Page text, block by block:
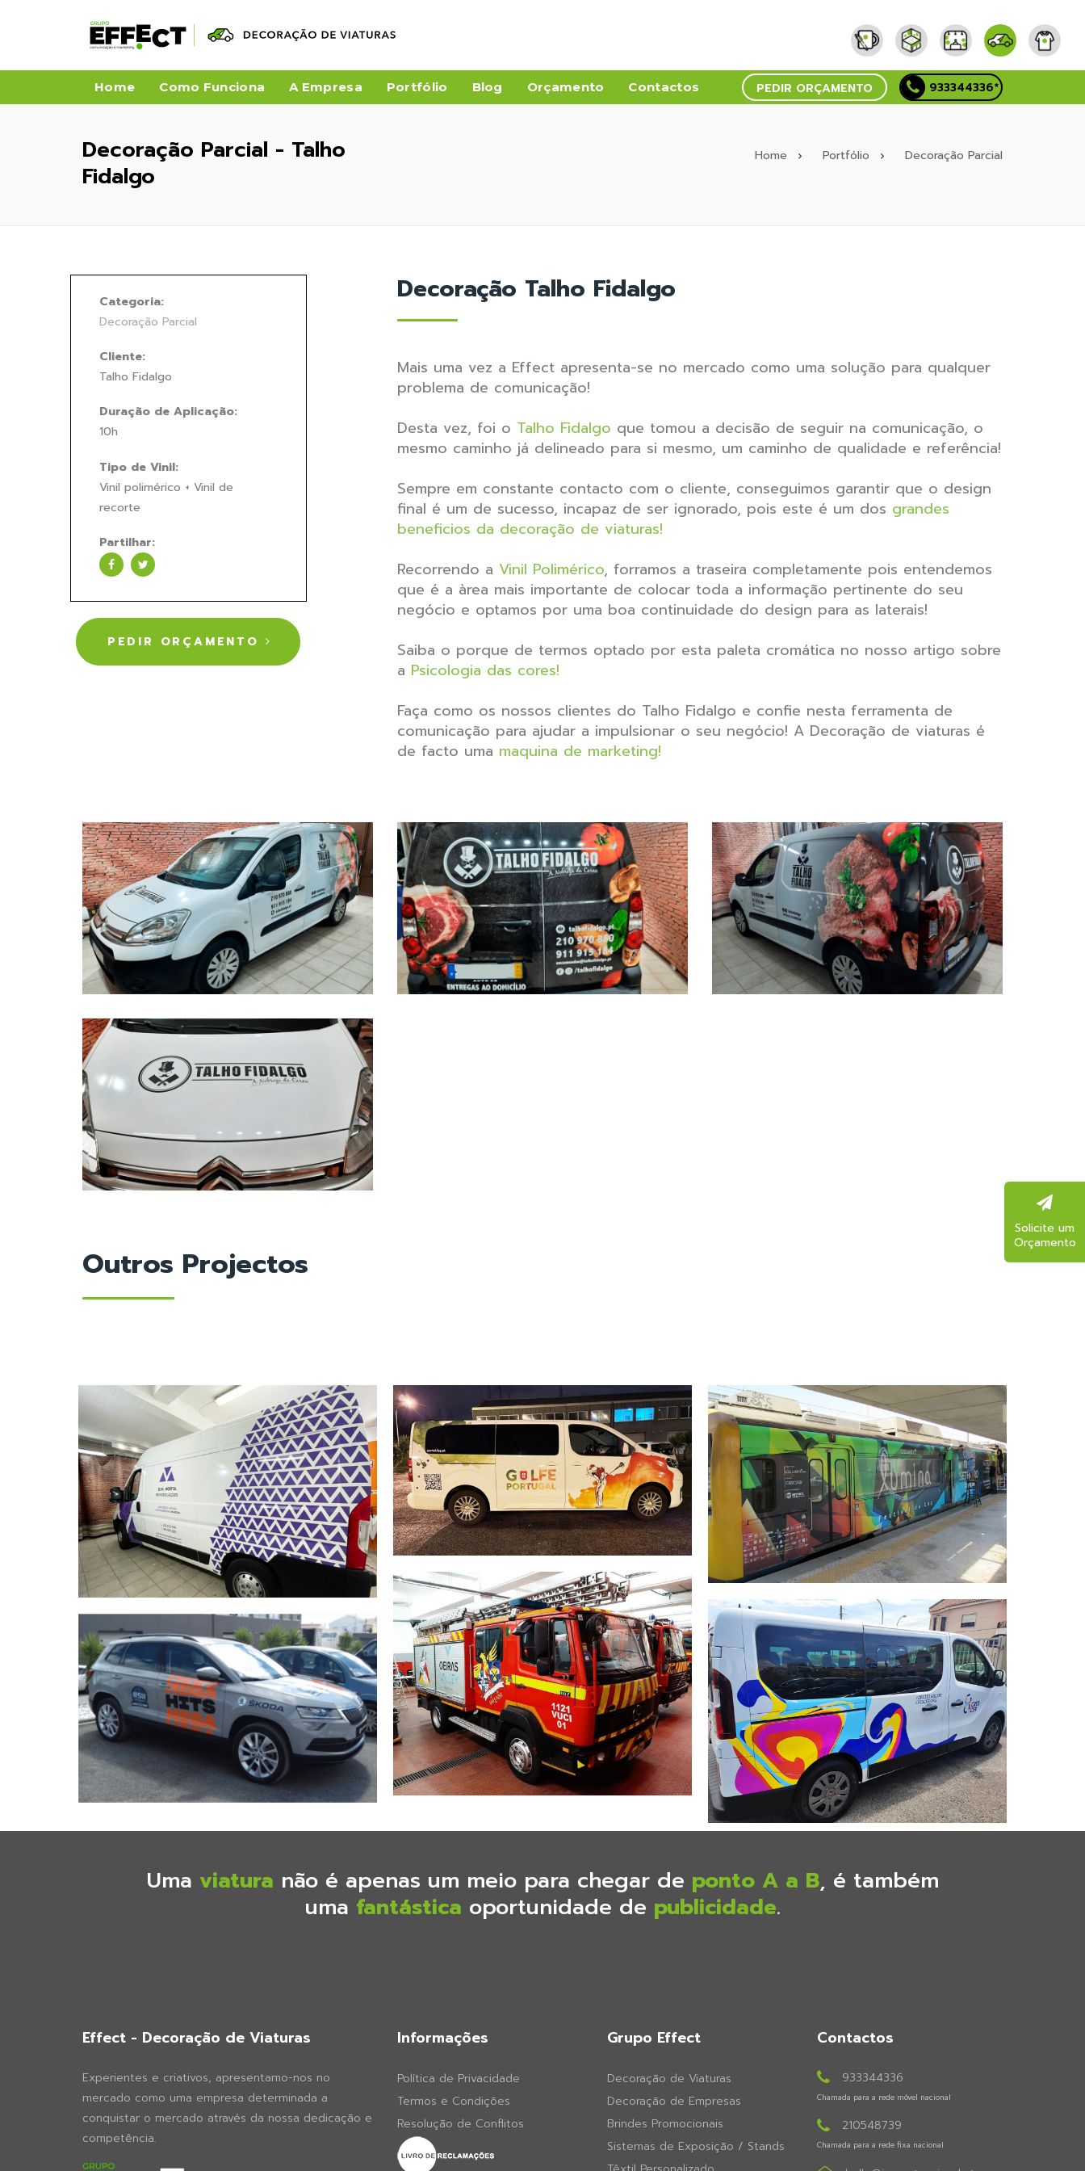
Home Como Funciona A Empresa Portfólio Blog Orçamento Contactos PEDIR ORÇAMENTO 933344336*
Decoração Parcial - Talho
Fidalgo
Home Portfólio Decoração Parcial
Categoria:
Decoração Parcial
Cliente:
Talho Fidalgo
Duração de Aplicação:
10h
Tipo de Vinil:
Vinil polimérico + Vinil de
recorte
Partilhar:
PEDIR ORÇAMENTO
Decoração Talho Fidalgo
Mais uma vez a Effect apresenta-se no mercado como uma solução para qualquer
problema de comunicação!
Desta vez, foi o Talho Fidalgo que tomou a decisão de seguir na comunicação, o
mesmo caminho já delineado para si mesmo, um caminho de qualidade e referência!
Sempre em constante contacto com o cliente, conseguimos garantir que o design
final é um de sucesso, incapaz de ser ignorado, pois este é um dos grandes
beneficios da decoração de viaturas!
Recorrendo a Vinil Polimérico, forramos a traseira completamente pois entendemos
que é a àrea mais importante de colocar toda a informação pertinente do seu
negócio e optamos por uma boa continuidade do design para as laterais!
Saiba o porque de termos optado por esta paleta cromática no nosso artigo sobre
a Psicologia das cores!
Faça como os nossos clientes do Talho Fidalgo e confie nesta ferramenta de
comunicação para ajudar a impulsionar o seu negócio! A Decoração de viaturas é
de facto uma maquina de marketing!
Outros Projectos
Uma viatura não é apenas um meio para chegar de ponto A a B, é também
uma fantástica oportunidade de publicidade.
Effect - Decoração de Viaturas
Experientes e criativos, apresentamo-nos no
mercado como uma empresa determinada a
conquistar o mercado através da nossa dedicação e
competência.
Informações
Política de Privacidade
Termos e Condições
Resolução de Conflitos
Grupo Effect
Decoração de Viaturas
Decoração de Empresas
Brindes Promocionais
Sistemas de Exposição / Stands
Contactos
933344336
Chamada para a rede móvel nacional
210548739
Chamada para a rede fixa nacional
Solicite um
Orçamento